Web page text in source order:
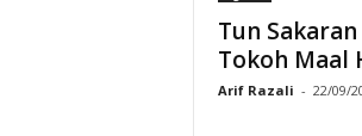
Tun
Tokoh Maal
Arif Razali - 22/09/